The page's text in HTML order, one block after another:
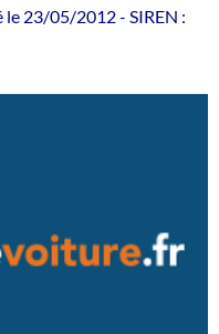
23/05/2012 - SIREN :